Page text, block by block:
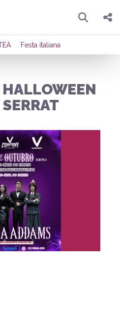
Pesquisar
Compartilhar
Enviar por Whatsapp
Publicar no X
Festa italiana